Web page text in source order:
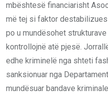
mbështesë financiarisht
më tej si faktor
po u mundësohet
kontrollojnë atë pjesë.
edhe kriminelë nga shteti
sanksionuar nga
mundësuar bandave